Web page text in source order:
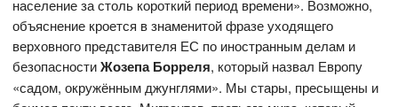
население за столь короткий период времени». Возможно,
объяснение кроется в знаменитой фразе уходящего
верховного представителя ЕС по иностранным делам и
безопасностиЖозепа Борреля, который назвал Европу
«садом, окружённым джунглями». Мы стары, пресыщены и